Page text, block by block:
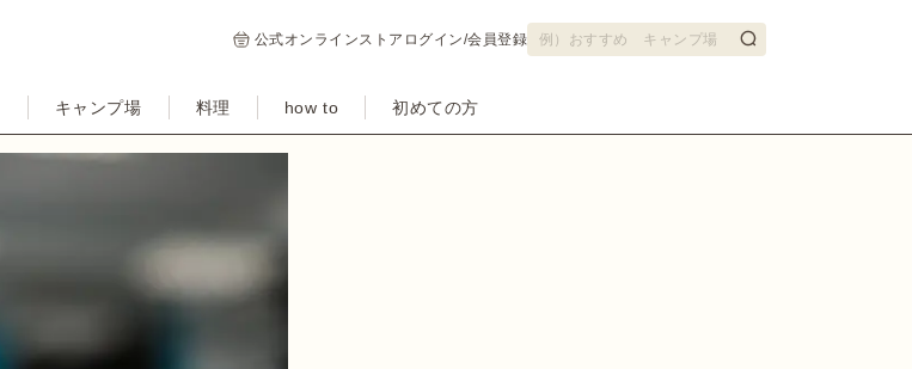
公式オンラインストア ログイン/会員登録
キャンプ場 料理 how to 初めての方